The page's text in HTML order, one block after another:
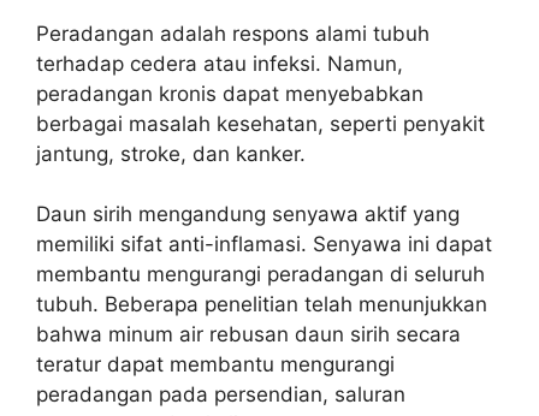
Peradangan adalah respons alami tubuh
terhadap cedera atau infeksi. Namun,
peradangan kronis dapat menyebabkan
berbagai masalah kesehatan, seperti penyakit
jantung, stroke, dan kanker.
Daun sirih mengandung senyawa aktif yang
memiliki sifat anti-inflamasi. Senyawa ini dapat
membantu mengurangi peradangan di seluruh
tubuh. Beberapa penelitian telah menunjukkan
bahwa minum air rebusan daun sirih secara
teratur dapat membantu mengurangi
peradangan pada persendian, saluran